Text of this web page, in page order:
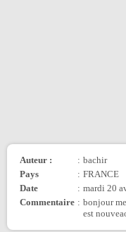
Auteur : : bachir
Pays
: FRANCE
Date
: mardi 20
Commentaire : bonjour
est